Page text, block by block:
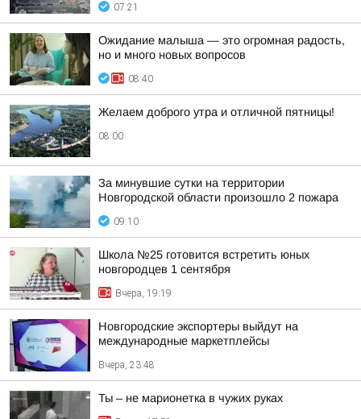
07:21
Ожидание малыша — это огромная радость,
но и много новых вопросов
08:40
Желаем доброго утра и отличной пятницы!
08:00
За минувшие сутки на территории
Новгородской области произошло 2 пожара
09:10
Школа №25 готовится встретить юных
новгородцев 1 сентября
Вчера, 19:19
Новгородские экспортеры выйдут на
международные маркетплейсы
Вчера, 23:48
Ты – не марионетка в чужих руках